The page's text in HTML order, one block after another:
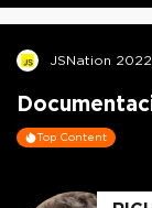
JSNation 2022
Top Content